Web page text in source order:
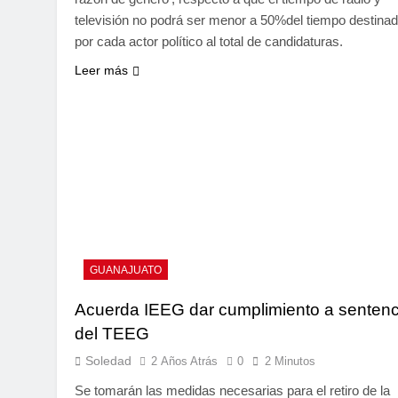
televisión no podrá ser menor a 50%del tiempo
por cada actor político al total de candidaturas.
Leer más
GUANAJUATO
Acuerda IEEG dar cumplimiento a
del TEEG
Soledad 2 Años Atrás 0 2 Minutos
Se tomarán las medidas necesarias para el retiro de la